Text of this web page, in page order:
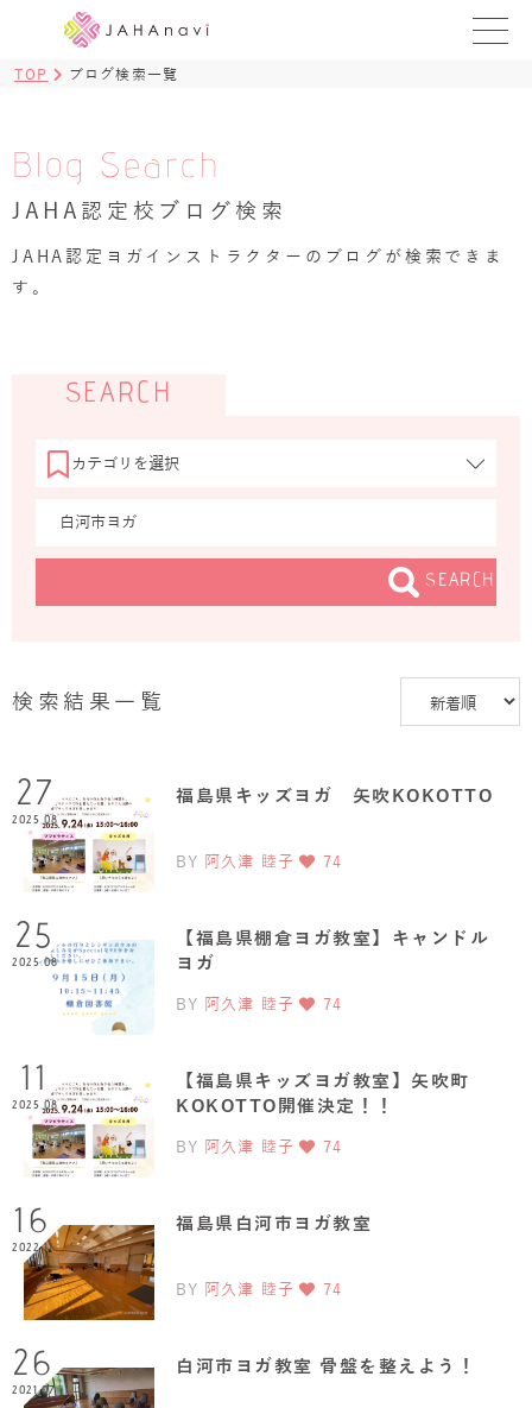
BLOG
ヨガ資格講座 ›
TOP ブログ検索一覧
Blog Search
JAHA認定校ブログ検索
JAHA認定ヨガインストラクターのブログが検索できま
す。
SEARCH
SEARCH
検索結果一覧
27
2025.08
福島県キッズヨガ 矢吹KOKOTTO
BY 阿久津 睦子 74
25
2025.08
【福島県棚倉ヨガ教室】キャンドル
ヨガ
BY 阿久津 睦子 74
11
2025.08
【福島県キッズヨガ教室】矢吹町
KOKOTTO開催決定！！
BY 阿久津 睦子 74
16
2022.11
福島県白河市ヨガ教室
BY 阿久津 睦子 74
26
2021.07
白河市ヨガ教室 骨盤を整えよう！